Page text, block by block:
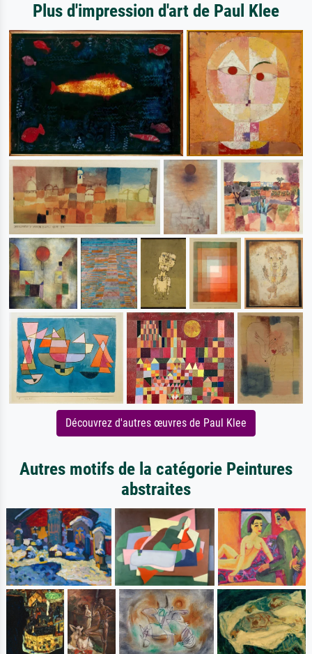
Plus d'impression d'art de Paul Klee
Découvrez d'autres œuvres de Paul Klee
Autres motifs de la catégorie Peintures
abstraites